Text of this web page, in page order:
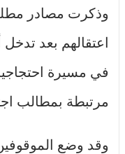
وذكرت مصادر
اعتقالهم بعد
في مسيرة
مرتبطة بمطالب
وقد وضع